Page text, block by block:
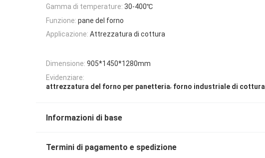
Gamma di temperature: 30-400℃
Funzione: pane del forno
Applicazione: Attrezzatura di cottura
Dimensione: 905*1450*1280mm
Evidenziare:
attrezzatura del forno per panetteria, forno industriale di cottura
Informazioni di base
Termini di pagamento e spedizione